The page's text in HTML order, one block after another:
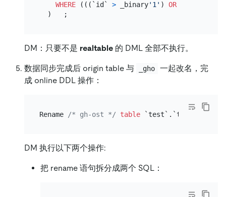
WHERE (((`id` > _binary'1' ) OR ((`id`
DM：只要不是 realtable 的 DML 全部不执行。
数据同步完成后 origin table 与 _gho
一起改名，完
成 online DDL 操作：
Rename /* gh-ost */ table `test`.`test4` to
DM 执行以下两个操作:
把 rename 语句拆分成两个 SQL：